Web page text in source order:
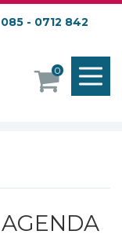
085 - 0712 842
0